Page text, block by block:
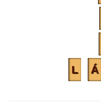
L Á